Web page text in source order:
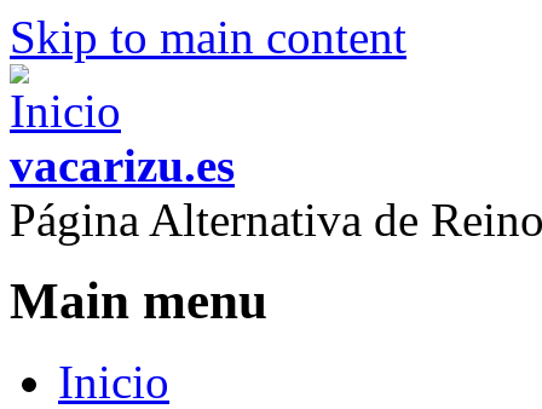
Skip to main content
vacarizu.es
Página Alternativa de
Main menu
Inicio